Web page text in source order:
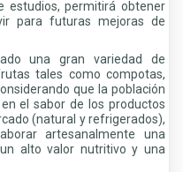
estudios, permitirá obtener
para futuras mejoras de
una gran variedad de
tales como compotas,
que la población
el sabor de los productos
(natural y refrigerados),
artesanalmente una
alto valor nutritivo y una